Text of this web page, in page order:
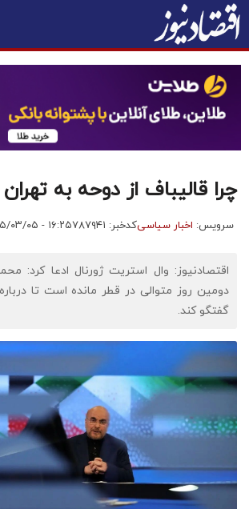
چرا قالیباف از دوحه به
سرویس: اخبار سیاسیکدخبر: ۷۸۷۹۴۱ ۱۴۰۵/۰۳/۰۵ -
اقتصادنیوز: وال استریت ژورنال ادعا کرد:
دومین روز متوالی در قطر مانده است تا
گفتگو کند.